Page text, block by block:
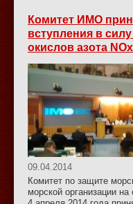
Комитет ИМО
вступления в
окислов азота
09.04.2014
Комитет по защите
морской организации